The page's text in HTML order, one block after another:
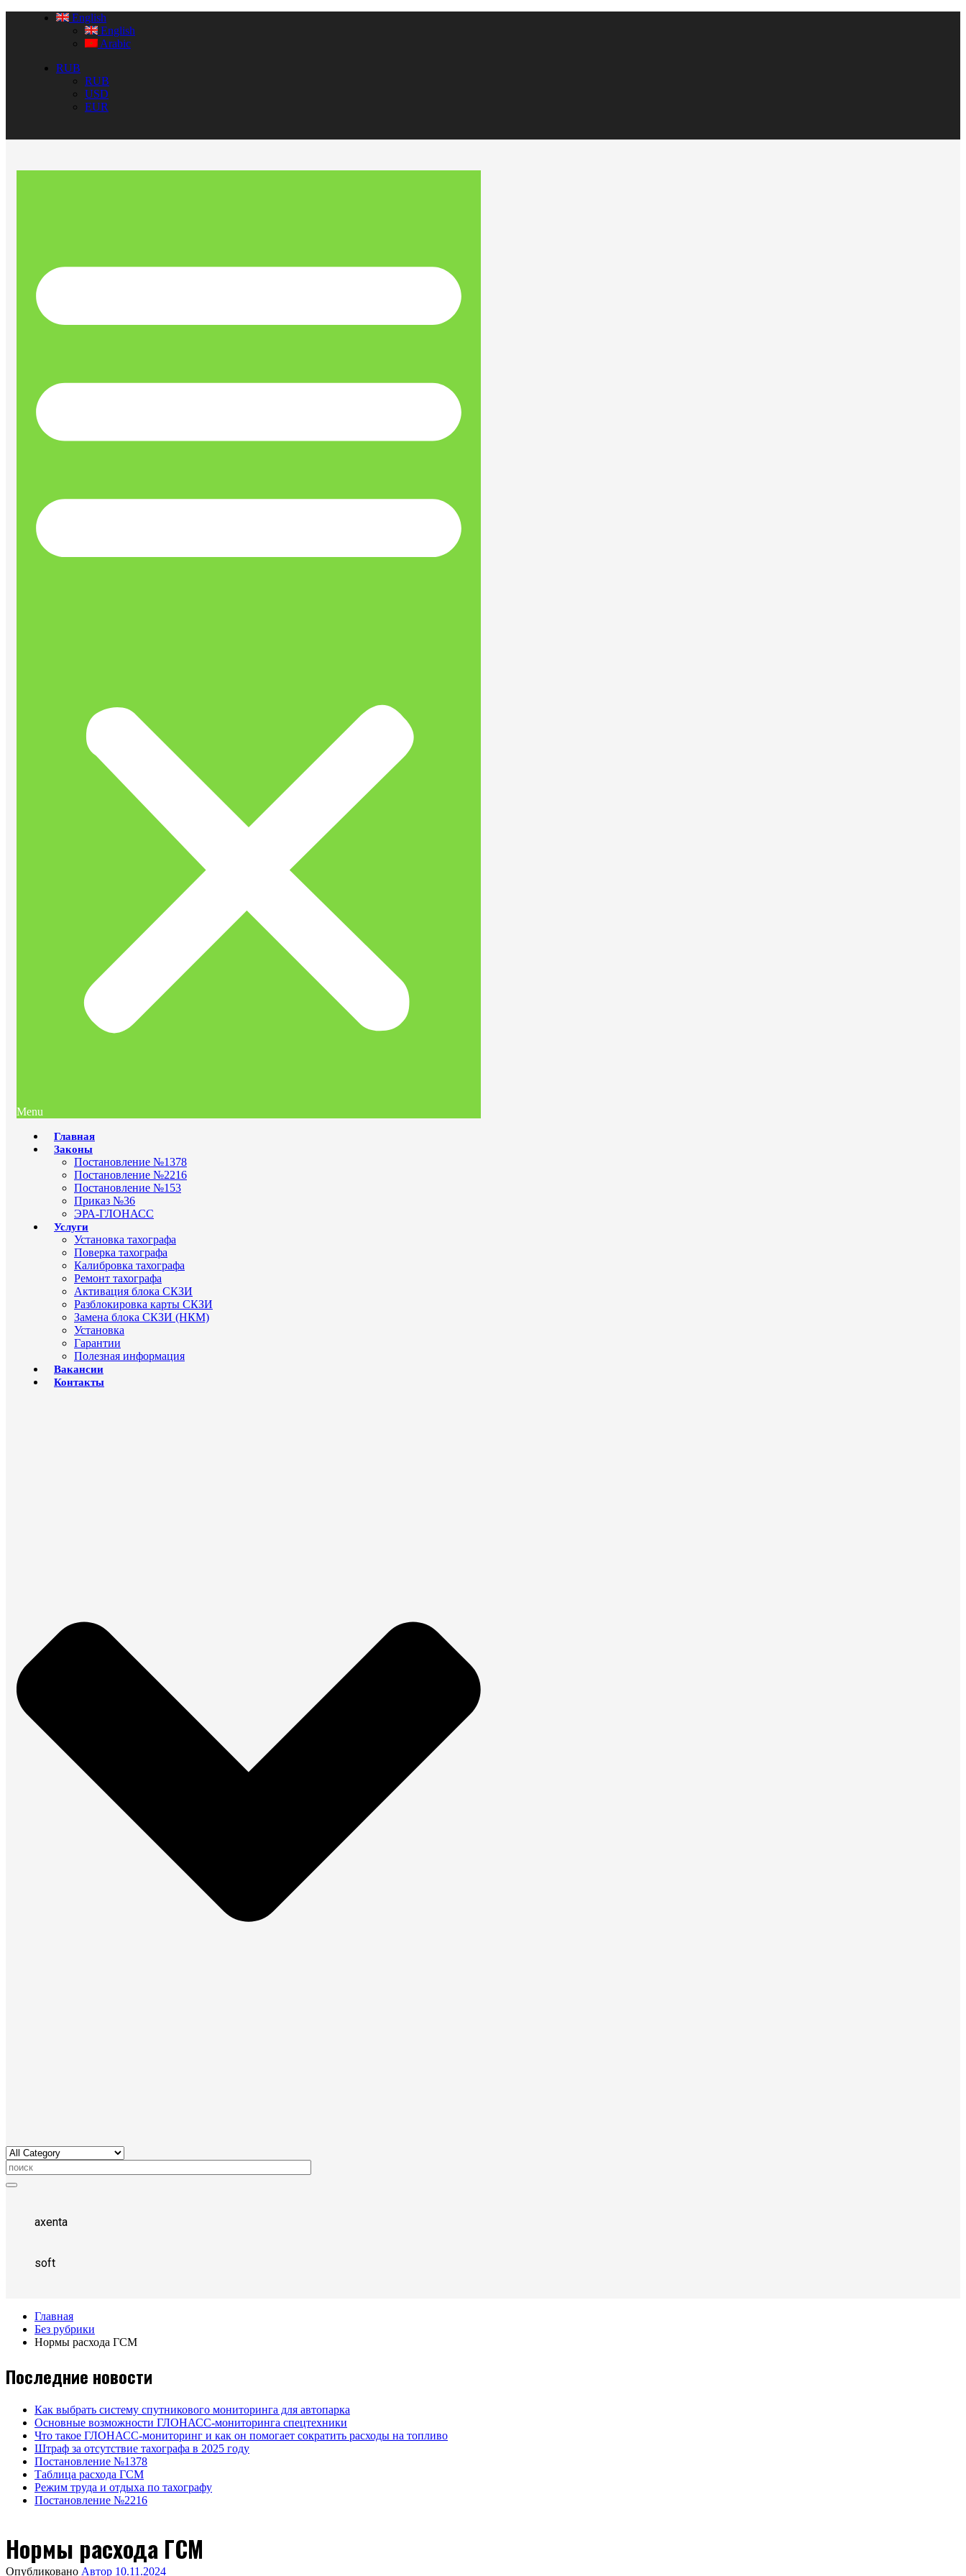
English
English
Arabic
RUB
RUB
USD
EUR
Menu
Главная
Законы
Постановление №1378
Постановление №2216
Постановление №153
Приказ №36
ЭРА-ГЛОНАСС
Услуги
Установка тахографа
Поверка тахографа
Калибровка тахографа
Ремонт тахографа
Активация блока СКЗИ
Разблокировка карты СКЗИ
Замена блока СКЗИ (НКМ)
Установка
Гарантии
Полезная информация
Вакансии
Контакты
axenta
soft
Главная
Без рубрики
Нормы расхода ГCМ
Последние новости
Как выбрать систему спутникового мониторинга для автопарка
Основные возможности ГЛОНАСС-мониторинга спецтехники
Что такое ГЛОНАСС-мониторинг и как он помогает сократить расходы на топливо
Штраф за отсутствие тахографа в 2025 году
Постановление №1378
Таблица расхода ГСМ
Режим труда и отдыха по тахографу
Постановление №2216
Нормы расхода ГCМ
Опубликовано Автор 10.11.2024